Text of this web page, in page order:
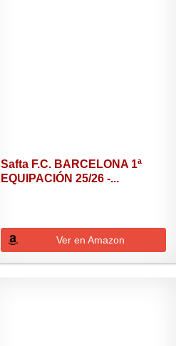
Safta F.C. BARCELONA 1ª
EQUIPACIÓN 25/26 -...
Ver en Amazon